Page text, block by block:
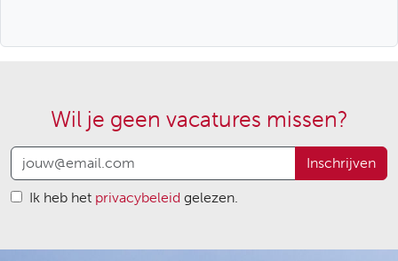
Wil je geen vacatures missen?
Inschrijven
Ik heb het privacybeleid gelezen.